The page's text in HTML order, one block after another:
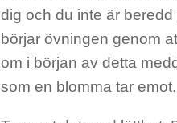
dig och du inte är
börjar övningen genom
om i början av detta
som en blomma tar emot.